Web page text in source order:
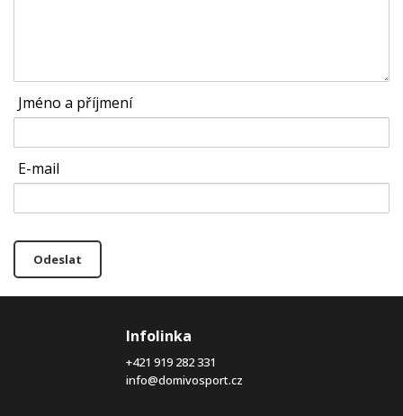
Jméno a příjmení
E-mail
Odeslat
Infolinka
+421 919 282 331
info@domivosport.cz